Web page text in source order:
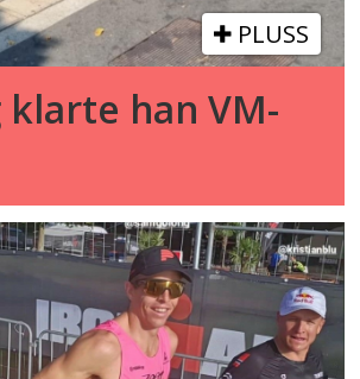
PLUSS
klarte han VM-